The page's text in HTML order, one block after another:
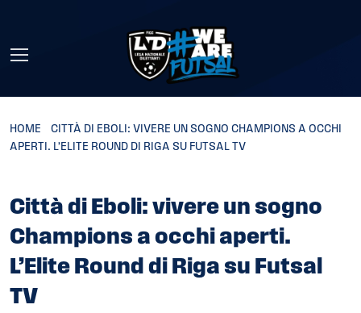
HOME
CITTÀ DI EBOLI: VIVERE UN SOGNO CHAMPIONS A OCCHI
APERTI. L’ELITE ROUND DI RIGA SU FUTSAL TV
Città di Eboli: vivere un sogno
Champions a occhi aperti.
L’Elite Round di Riga su Futsal
TV